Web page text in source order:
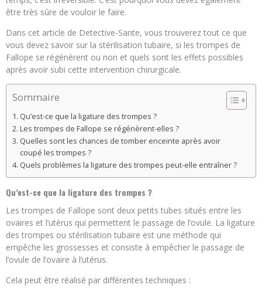
être très sûre de vouloir le faire.
Dans cet article de Detective-Sante, vous trouverez tout ce que
vous devez savoir sur la stérilisation tubaire, si les trompes de
Fallope se régénèrent ou non et quels sont les effets possibles
après avoir subi cette intervention chirurgicale.
Sommaire
Qu’est-ce que la ligature des trompes ?
Les trompes de Fallope se régénèrent-elles ?
Quelles sont les chances de tomber enceinte après avoir
coupé les trompes ?
Quels problèmes la ligature des trompes peut-elle entraîner ?
Qu’est-ce que la ligature des trompes ?
Les trompes de Fallope sont deux petits tubes situés entre les
ovaires et l’utérus qui permettent le passage de l’ovule. La ligature
des trompes ou stérilisation tubaire est une méthode qui
empêche les grossesses et consiste à empêcher le passage de
l’ovule de l’ovaire à l’utérus.
Cela peut être réalisé par différentes techniques :